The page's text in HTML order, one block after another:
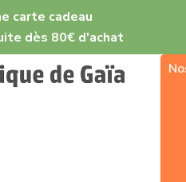
carte cadeau
dès 80€ d'achat